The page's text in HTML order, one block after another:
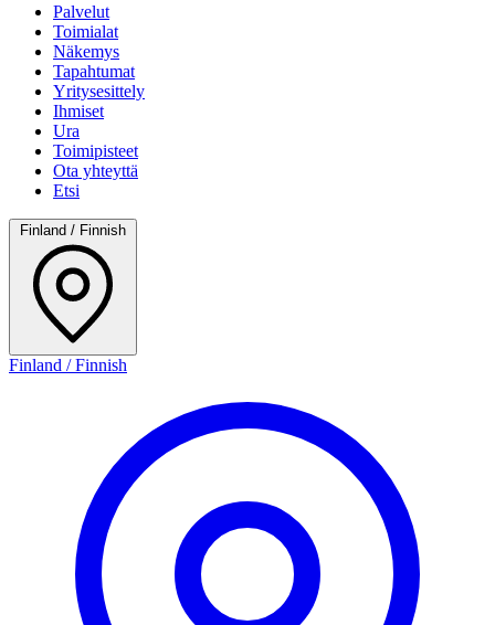
Palvelut
Toimialat
Näkemys
Tapahtumat
Yritysesittely
Ihmiset
Ura
Toimipisteet
Ota yhteyttä
Etsi
Finland / Finnish
Finland / Finnish